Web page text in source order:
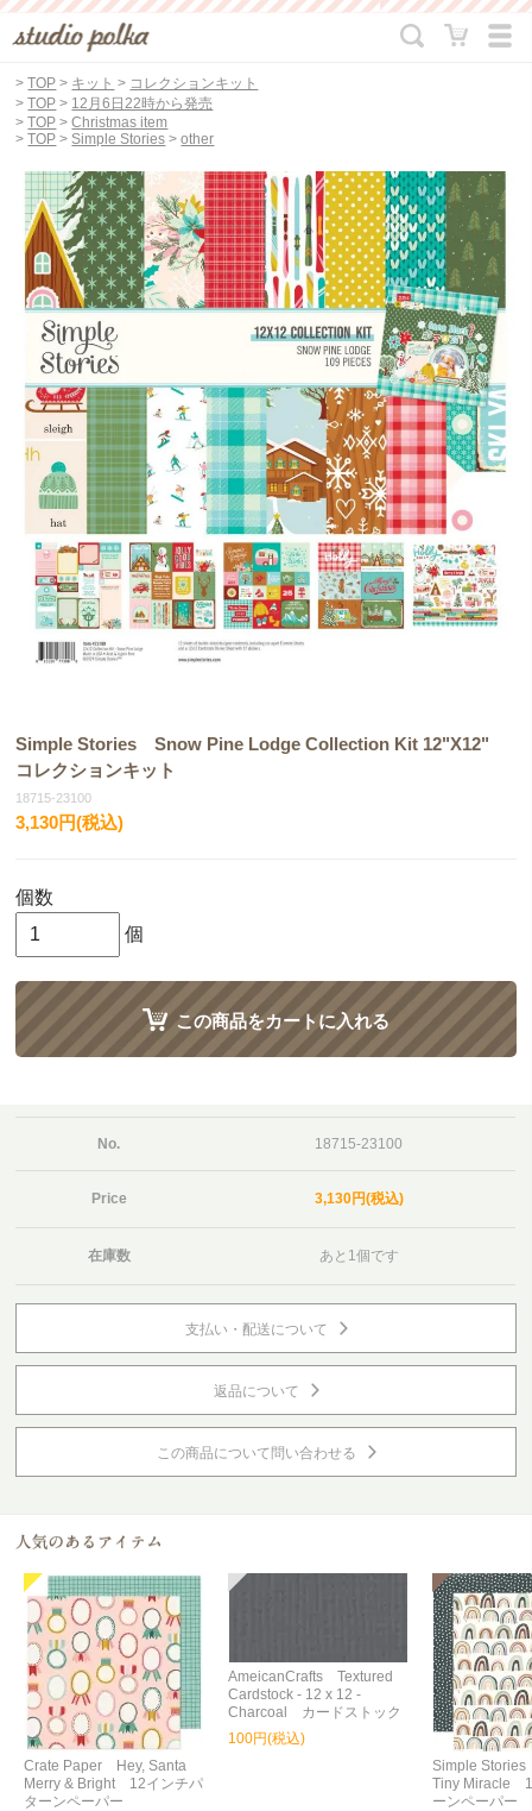
>TOP > キット > コレクションキット
>TOP > 12月6日22時から発売
>TOP >Christmas item
>TOP > Simple Stories >other
Simple Stories Snow Pine Lodge Collection Kit 12"X12"
コレクションキット
18715-23100
3,130円(税込)
個数
個
この商品をカートに入れる
No. 18715-23100
Price 3,130円(税込)
在庫数 あと1個です
支払い・配送について
返品について
この商品について問い合わせる
Crate Paper Hey, Santa
Merry & Bright 12インチパ
ターンペーパー
AmeicanCrafts Textured
Cardstock - 12 x 12 -
Charcoal カードストック
100円(税込)
Simple
Tiny Miracle
ーンペーパー